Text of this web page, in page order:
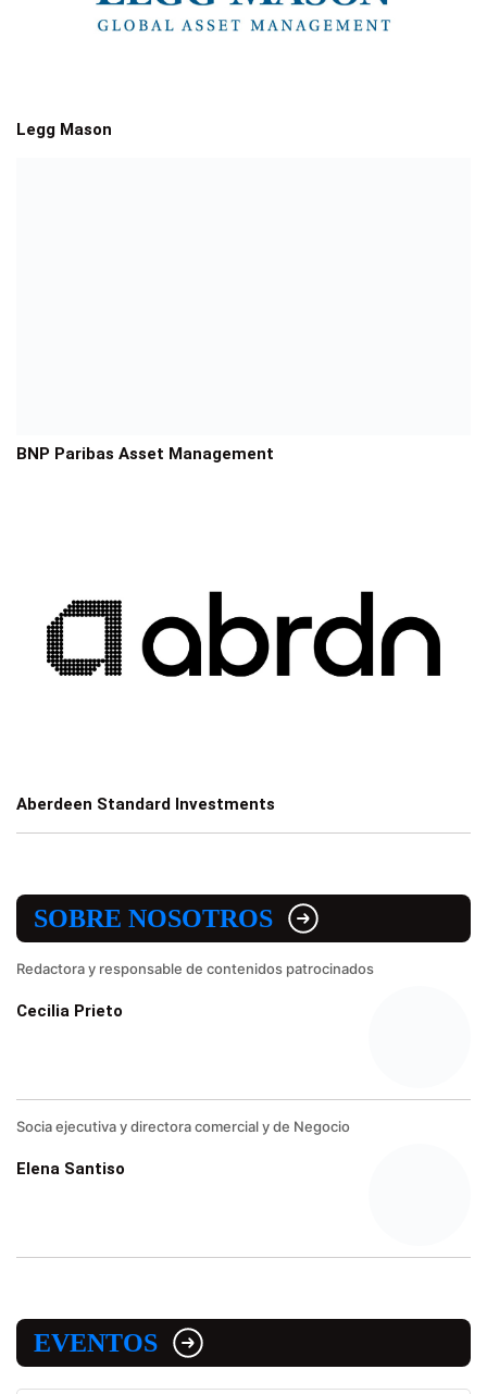
Legg Mason
BNP Paribas Asset Management
Aberdeen Standard Investments
SOBRE NOSOTROS
Redactora y responsable de contenidos patrocinados
Cecilia Prieto
Socia ejecutiva y directora comercial y de Negocio
Elena Santiso
EVENTOS